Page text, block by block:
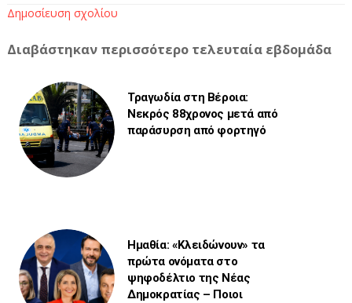
Δημοσίευση σχολίου
Διαβάστηκαν περισσότερο τελευταία εβδομάδα
Τραγωδία στη Βέροια:
Νεκρός 88χρονος μετά από
παράσυρση από φορτηγό
Ημαθία: «Κλειδώνουν» τα
πρώτα ονόματα στο
ψηφοδέλτιο της Νέας
Δημοκρατίας – Ποιοι